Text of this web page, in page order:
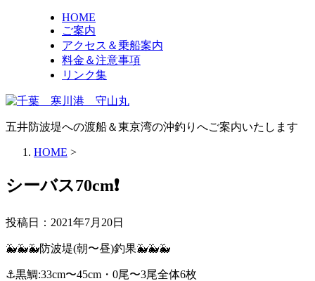
HOME
ご案内
アクセス＆乗船案内
料金＆注意事項
リンク集
五井防波堤への渡船＆東京湾の沖釣りへご案内いたします
HOME >
シーバス70cm❗️
投稿日： 2021年7月20日
🐳🐳🐳防波堤(朝〜昼)釣果🐳🐳🐳
⚓️黒鯛:33cm〜45cm・0尾〜3尾全体6枚